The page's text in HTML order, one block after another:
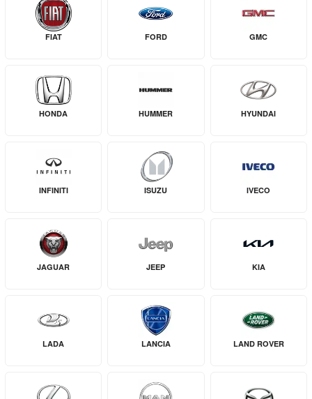
FIAT FORD GMC
HONDA HUMMER HYUNDAI
INFINITI ISUZU IVECO
JAGUAR JEEP KIA
LADA LANCIA LAND ROVER